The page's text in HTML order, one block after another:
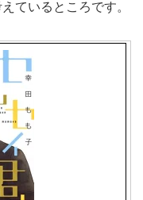
ているところです。